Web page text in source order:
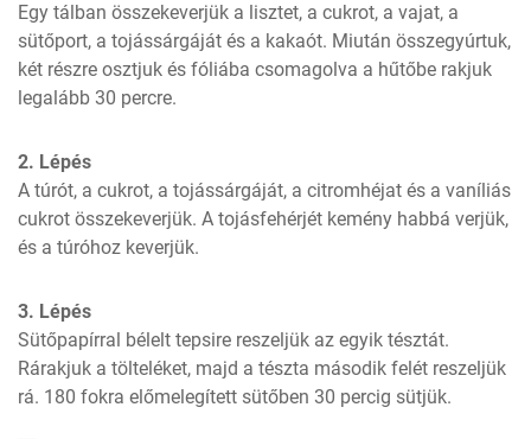
Egy tálban összekeverjük a lisztet, a cukrot, a vajat, a
sütőport, a tojássárgáját és a kakaót. Miután összegyúrtuk,
két részre osztjuk és fóliába csomagolva a hűtőbe rakjuk
legalább 30 percre.
2. Lépés
A túrót, a cukrot, a tojássárgáját, a citromhéjat és a vaníliás
cukrot összekeverjük. A tojásfehérjét kemény habbá verjük,
és a túróhoz keverjük.
3. Lépés
Sütőpapírral bélelt tepsire reszeljük az egyik tésztát.
Rárakjuk a tölteléket, majd a tészta második felét reszeljük
rá. 180 fokra előmelegített sütőben 30 percig sütjük.